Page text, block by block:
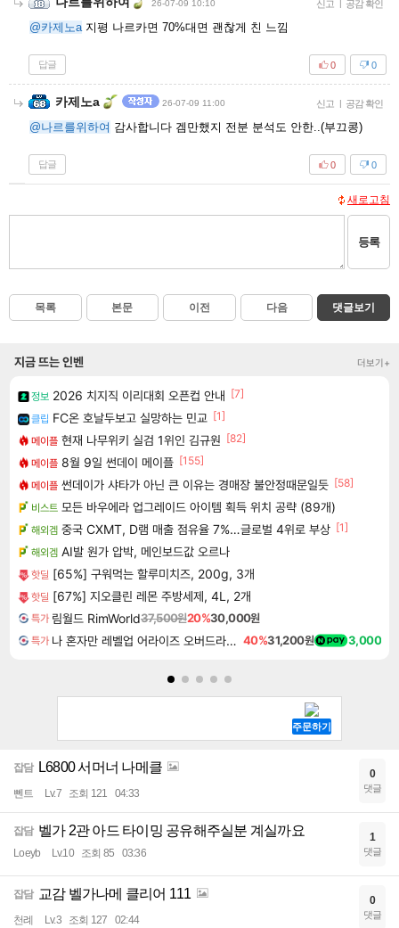
26-07-09 10:10 신고 | 공감 확인
@카제노a지평 나르카면 70%대면 괜찮게 친 느낌
답글 0
0
카제노a 26-07-09 11:00 신고 | 공감 확인
@나르를위하여 감사합니다 겜만했지 전분 분석도 안한..(부끄콩)
답글 0
0
새로고침
등록
목록 본문 이전 다음 댓글보기
지금 뜨는 인벤 더보기+
정보 2026 치지직 이리대회 오픈컵 안내 [7]
클립 FC온 호날두보고 실망하는 민교 [1]
메이플 현재 나무위키 실검 1위인 김규원 [82]
메이플 8월 9일 썬데이 메이플 [155]
메이플 썬데이가 샤타가 아닌 큰 이유는 경매장 불안정때문일듯 [58]
비스트 모든 바우에라 업그레이드 아이템 획득 위치 공략 (89개)
해외겜 중국 CXMT, D램 매출 점유율 7%…글로벌 4위로 부상 [1]
해외겜 AI발 원가 압박, 메인보드값 오르나
핫딜 [65%] 구워먹는 할루미치즈, 200g, 3개
핫딜 [67%] 지오클린 레몬 주방세제, 4L, 2개
특가 림월드 RimWorld37,500원20%30,000원
특가 나 혼자만 레벨업 어라이즈 오버드라이브 디럭스 에디션 Solo Leveling Arise Overdrive Deluxe Edition 40%31,200원 3,000
잡담 L6800 서머너 나메클
뻰트 Lv.7 조회 121 04:33
0
댓글
잡담 벨가 2관 아드 타이밍 공유해주실분 계실까요
Loeyb Lv.10 조회 85 03:36
1
댓글
잡담 교감 벨가나메 클리어 111
천례 Lv.3 조회 127 02:44
0
댓글